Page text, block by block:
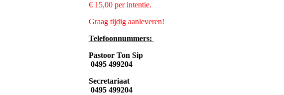
€ 15,00 per intentie.
Graag tijdig aanleveren!
Telefoonnummers:
Pastoor Ton Sip
0495 499204
Secretariaat
0495 499204